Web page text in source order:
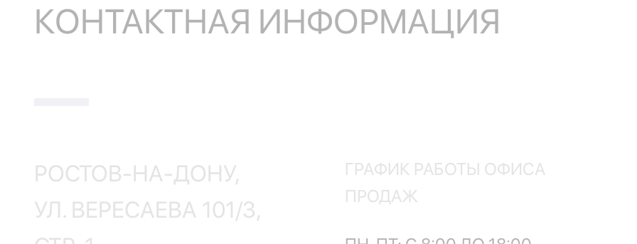
КОНТАКТНАЯ ИНФОРМАЦИЯ
РОСТОВ-НА-ДОНУ,
УЛ. ВЕРЕСАЕВА 101/3,
ГРАФИК РАБОТЫ ОФИСА
ПРОДАЖ